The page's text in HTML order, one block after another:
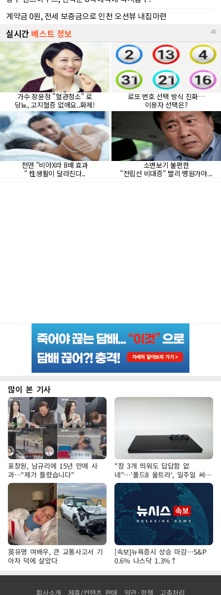
많이 본 기사
표창원, 남규리에 15년 만에 사
과…"제가 틀렸습니다"
"창 3개 띄워도 답답함 없
네"…'폴드8 울트라', 일주일 써보
니
英유명 여배우, 큰 교통사고서 기
아차 덕에 살았다
[속보]뉴욕증시 상승 마감…S&P
0.6% 나스닥 1.3%↑
회사소개 제휴/컨텐츠 판매 약관·정책 고충처리